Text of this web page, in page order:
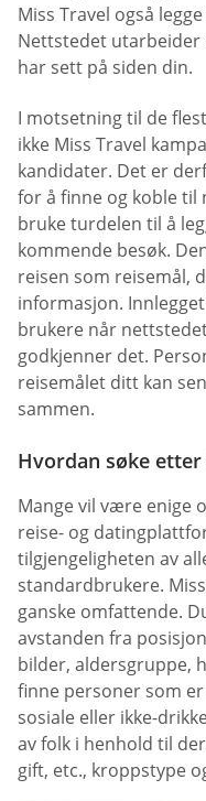
Miss Travel også
Nettstedet utarbeider
har sett på siden din.
I motsetning til de
ikke Miss Travel
kandidater. Det er
for å finne og koble til
bruke turdelen til å
kommende besøk.
reisen som reisemål,
informasjon.
brukere når
godkjenner det.
reisemålet ditt kan
sammen.
Hvordan søke
Mange vil være enige
reise- og
tilgjengeligheten av
standardbrukere.
ganske omfattende.
avstanden fra
bilder, aldersgruppe,
finne personer som
sosiale eller ikke-
av folk i henhold til
gift, etc., kroppstype